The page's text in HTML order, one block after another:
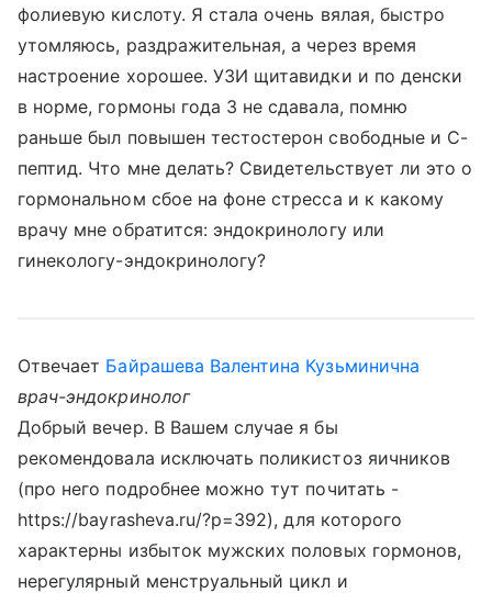
фолиевую кислоту. Я стала очень вялая, быстро
утомляюсь, раздражительная, а через время
настроение хорошее. УЗИ щитавидки и по денски
в норме, гормоны года 3 не сдавала, помню
раньше был повышен тестостерон свободные и С-
пептид. Что мне делать? Свидетельствует ли это о
гормональном сбое на фоне стресса и к какому
врачу мне обратится: эндокринологу или
гинекологу-эндокринологу?
Отвечает Байрашева Валентина Кузьминична
врач-эндокринолог
Добрый вечер. В Вашем случае я бы
рекомендовала исключать поликистоз яичников
(про него подробнее можно тут почитать -
https://bayrasheva.ru/?p=392), для которого
характерны избыток мужских половых гормонов,
нерегулярный менструальный цикл и